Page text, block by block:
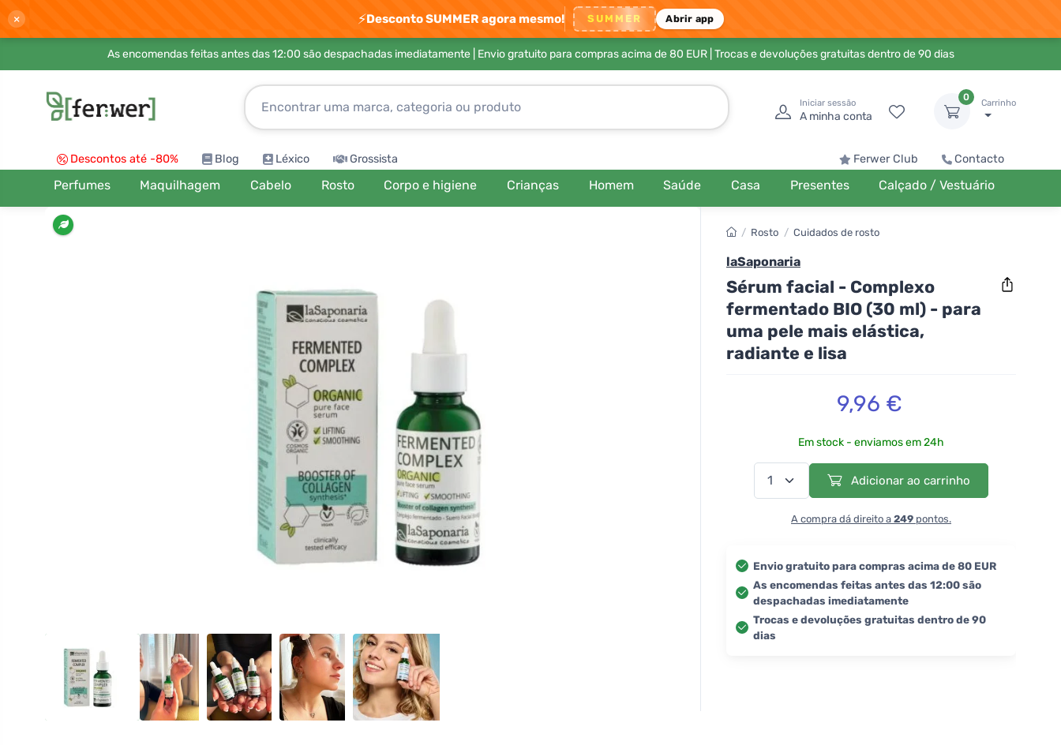
× ⚡Desconto SUMMER agora mesmo! SUMMER Abrir app
As encomendas feitas antes das 12:00 são despachadas imediatamente | Envio gratuito para compras acima de 80 EUR| Trocas e devoluções gratuitas dentro de 90 dias
Iniciar sessão
A minha conta
0
Carrinho
Descontos até -80% Blog Léxico Grossista Ferwer Club Contacto
Perfumes Maquilhagem Cabelo Rosto Corpo e higiene Crianças Homem Saúde Casa Presentes Calçado / Vestuário
/ Rosto / Cuidados de rosto
laSaponaria
Sérum facial - Complexo
fermentado BIO (30 ml) - para
uma pele mais elástica,
radiante e lisa
9,96 €
Em stock - enviamos em 24h
Adicionar ao carrinho
A compra dá direito a 249 pontos.
Envio gratuito para compras acima de 80 EUR
As encomendas feitas antes das 12:00 são
despachadas imediatamente
Trocas e devoluções gratuitas dentro de 90
dias